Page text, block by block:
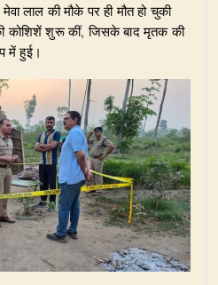
लाल की मौके पर ही मौत हो चुकी
कोशिशें शुरू कीं, जिसके बाद मृतक की
में हुई।